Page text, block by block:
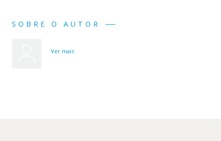
SOBRE O AUTOR
Ver mais